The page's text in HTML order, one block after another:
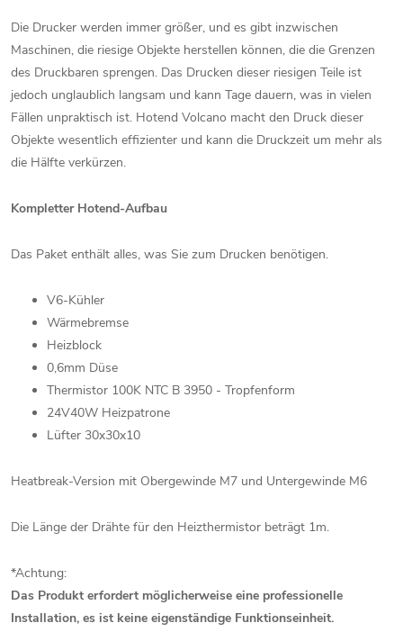
Die Drucker werden immer größer, und es gibt inzwischen
Maschinen, die riesige Objekte herstellen können, die die Grenzen
des Druckbaren sprengen. Das Drucken dieser riesigen Teile ist
jedoch unglaublich langsam und kann Tage dauern, was in vielen
Fällen unpraktisch ist. Hotend Volcano macht den Druck dieser
Objekte wesentlich effizienter und kann die Druckzeit um mehr als
die Hälfte verkürzen.
Kompletter Hotend-Aufbau
Das Paket enthält alles, was Sie zum Drucken benötigen.
V6-Kühler
Wärmebremse
Heizblock
0,6mm Düse
Thermistor 100K NTC B 3950 - Tropfenform
24V40W Heizpatrone
Lüfter 30x30x10
Heatbreak-Version mit Obergewinde M7 und Untergewinde M6
Die Länge der Drähte für den Heizthermistor beträgt 1m.
*Achtung:
Das Produkt erfordert möglicherweise eine professionelle
Installation, es ist keine eigenständige Funktionseinheit.